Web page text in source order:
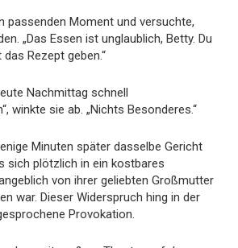
passenden Moment und versuchte,
„Das Essen ist unglaublich, Betty. Du
Rezept geben.“
Nachmittag schnell
winkte sie ab. „Nichts Besonderes.“
Minuten später dasselbe Gericht
sich plötzlich in ein kostbares
von ihrer geliebten Großmutter
war. Dieser Widerspruch hing in der
Provokation.